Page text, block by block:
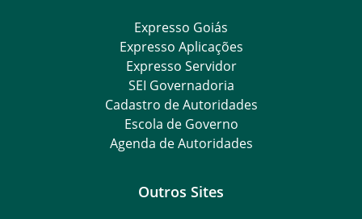
Expresso Goiás
Expresso Aplicações
Expresso Servidor
SEI Governadoria
Cadastro de Autoridades
Escola de Governo
Agenda de Autoridades
Outros Sites